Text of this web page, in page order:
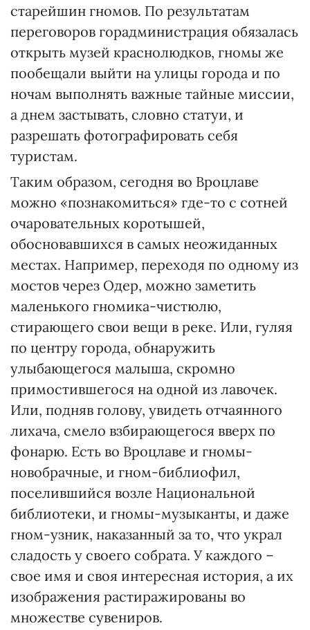
старейшин гномов. По результатам
переговоров горадминистрация обязалась
открыть музей краснолюдков, гномы же
пообещали выйти на улицы города и по
ночам выполнять важные тайные миссии,
а днем застывать, словно статуи, и
разрешать фотографировать себя
туристам.
Таким образом, сегодня во Вроцлаве
можно «познакомиться» где-то с сотней
очаровательных коротышей,
обосновавшихся в самых неожиданных
местах. Например, переходя по одному из
мостов через Одер, можно заметить
маленького гномика-чистюлю,
стирающего свои вещи в реке. Или, гуляя
по центру города, обнаружить
улыбающегося малыша, скромно
примостившегося на одной из лавочек.
Или, подняв голову, увидеть отчаянного
лихача, смело взбирающегося вверх по
фонарю. Есть во Вроцлаве и гномы-
новобрачные, и гном-библиофил,
поселившийся возле Национальной
библиотеки, и гномы-музыканты, и даже
гном-узник, наказанный за то, что украл
сладость у своего собрата. У каждого –
свое имя и своя интересная история, а их
изображения растиражированы во
множестве сувениров.